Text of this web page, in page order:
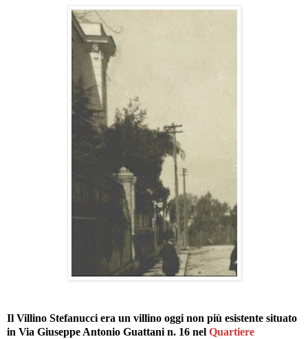
Il Villino Stefanucci era un villino oggi non più esistente situato
in Via Giuseppe Antonio Guattani n. 16 nel Quartiere